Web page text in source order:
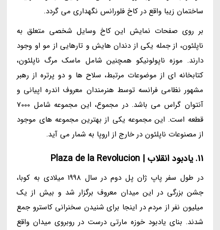
ساختمان زیبا واقع در کاخ فلورانس نگهداری می گردد.
بر روی صفحات نمایش این کاخ وسایل شخصی متعلق به
ناپلئون، از جمله یکی از دندان هایش و تارهایی از مو او وجود
دارند. موزه ناپولونیکو همچنین شامل ماسک مرگ ناپلئون،
کتابخانه ای از موضوعات مرتبط، سلاح ها و دو پرتره از رهبر
مشهور نظامی فرانسه توسط هنرمندان معروف اندره اپیانی و
آنتوان گراس می باشد. در مجموع، این مجموعه شامل 7000
قطعه است. این مجموعه یکی از بهترین مجموعه های موجود
از مصنوعات ناپلئون در خارج از اروپا به شمار می آید.
11. یادبود انقلاب | Plaza de la Revolucion
در طول سفر پاپ ژان پل دوم در سال 1998 میلادی به کوبا،
جشن بزرگی در این میدان معروف برگزار شد و بیش از یک
میلیون نفر از مردم در اینجا برای شنیدن سخنرانی کاسترو جمع
شدند. بنای یادبود خوزه مارتی درست در روبروی میدان واقع